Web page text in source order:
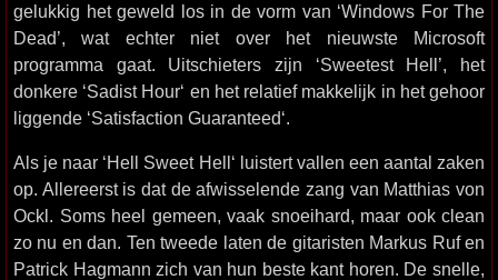
gelukkig het geweld los in de vorm van ‘Windows For The
Dead’, wat echter niet over het nieuwste Microsoft
programma gaat. Uitschieters zijn ‘Sweetest Hell’, het
donkere ‘Sadist Hour‘ en het relatief makkelijk in het gehoor
liggende ‘Satisfaction Guaranteed‘.
Als je naar ‘Hell Sweet Hell‘ luistert vallen een aantal zaken
op. Allereerst is dat de afwisselende zang van Matthias von
Ockl. Soms heel gemeen, vaak snoeihard, maar ook clean
zo nu en dan. Ten tweede laten de gitaristen Markus Ruf en
Patrick Hagmann zich van hun beste kant horen. De snelle,